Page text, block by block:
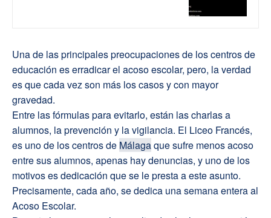
Una de las principales preocupaciones de los centros de
educación es erradicar el acoso escolar, pero, la verdad
es que cada vez son más los casos y con mayor
gravedad.
Entre las fórmulas para evitarlo, están las charlas a
alumnos, la prevención y la vigilancia. El Liceo Francés,
es uno de los centros de Málagaque sufre menos acoso
entre sus alumnos, apenas hay denuncias, y uno de los
motivos es dedicación que se le presta a este asunto.
Precisamente, cada año, se dedica una semana entera al
Acoso Escolar.